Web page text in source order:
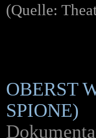
(Quelle:
OBERST
PIONE)